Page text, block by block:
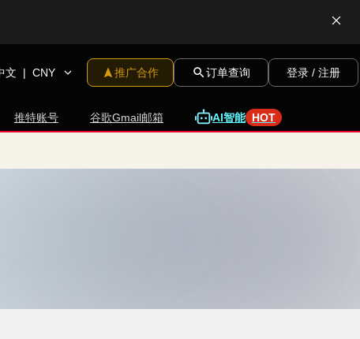
文 | CNY 推广合作 订单查询 登录 / 注册
推特账号 谷歌Gmail邮箱 AI智能 HOT